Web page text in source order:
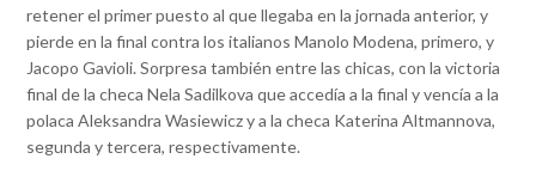
retener el primer puesto al que llegaba en la jornada anterior, y
pierde en la final contra los italianos Manolo Modena, primero, y
Jacopo Gavioli. Sorpresa también entre las chicas, con la victoria
final de la checa Nela Sadilkova que accedía a la final y vencía a la
polaca Aleksandra Wasiewicz y a la checa Katerina Altmannova,
segunda y tercera, respectivamente.